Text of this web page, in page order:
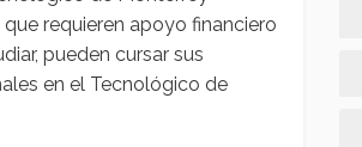
requieren apoyo financiero
pueden cursar sus
en el Tecnológico de